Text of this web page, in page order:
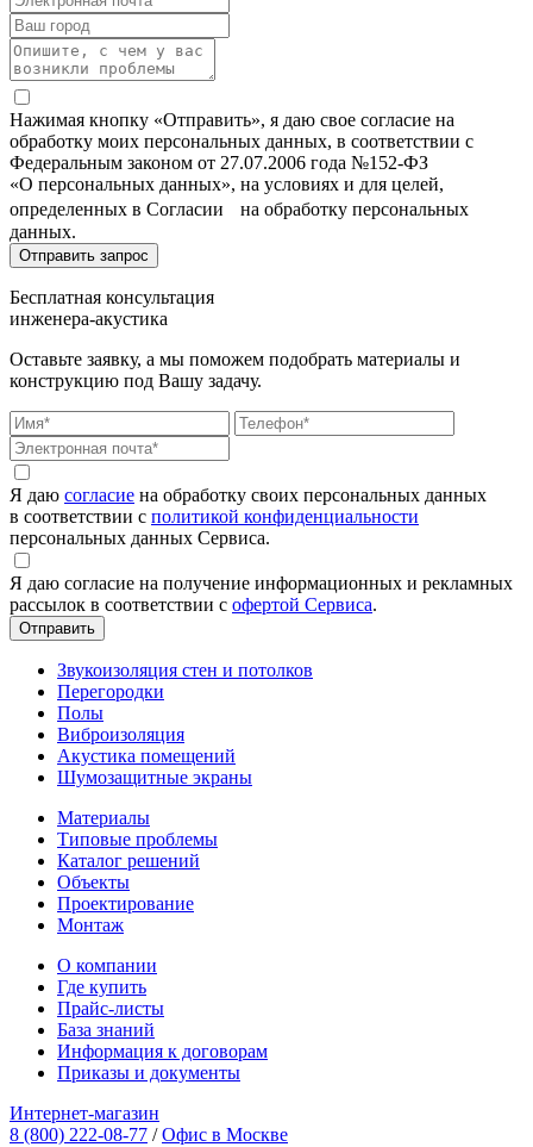
Нажимая кнопку «Отправить», я даю свое согласие на
обработку моих персональных данных, в соответствии с
Федеральным законом от 27.07.2006 года №152-ФЗ
«О персональных данных», на условиях и для целей,
определенных в Согласии на обработку персональных
данных.
Бесплатная консультация
инженера-акустика
Оставьте заявку, а мы поможем подобрать материалы и
конструкцию под Вашу задачу.
Я даю согласие на обработку своих персональных данных
в соответствии с политикой конфиденциальности
персональных данных Сервиса.
Я даю согласие на получение информационных и рекламных
рассылок в соответствии с офертой Сервиса.
Звукоизоляция стен и потолков
Перегородки
Полы
Виброизоляция
Акустика помещений
Шумозащитные экраны
Материалы
Типовые проблемы
Каталог решений
Объекты
Проектирование
Монтаж
О компании
Где купить
Прайс-листы
База знаний
Информация к договорам
Приказы и документы
Интернет-магазин
8 (800) 222-08-77 / Офис в Москве